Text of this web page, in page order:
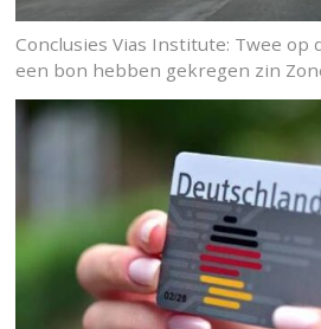
Conclusies Vias Institute: Twee
een bon hebben gekregen zin